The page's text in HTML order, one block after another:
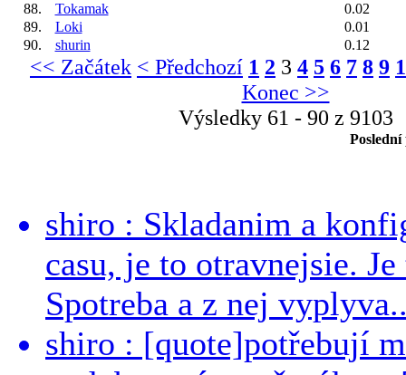
88.
Tokamak
0.02
89.
Loki
0.01
90.
shurin 0.12
<< Začátek < Předchozí 1 2 3 4 5 6 7 8 9
Konec >>
Výsledky 61 - 90 z 9103
shiro : Skladanim a
casu, je to otravnejsie.
Spotreba a z nej
shiro : [quote]potřebují